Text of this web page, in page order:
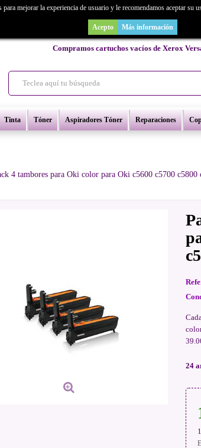
un repuesto de copiadora o buscas una de ocasión y no la
Compramos cartuchos vacíos de Xerox
Tinta Tóner Aspiradores Tóner Reparaciones
mejorar la experiencia de usuario y le recomendamos aceptar su
Acepto Más información
4 tambores para Oki color para Oki c5600 c5700 c5800
24